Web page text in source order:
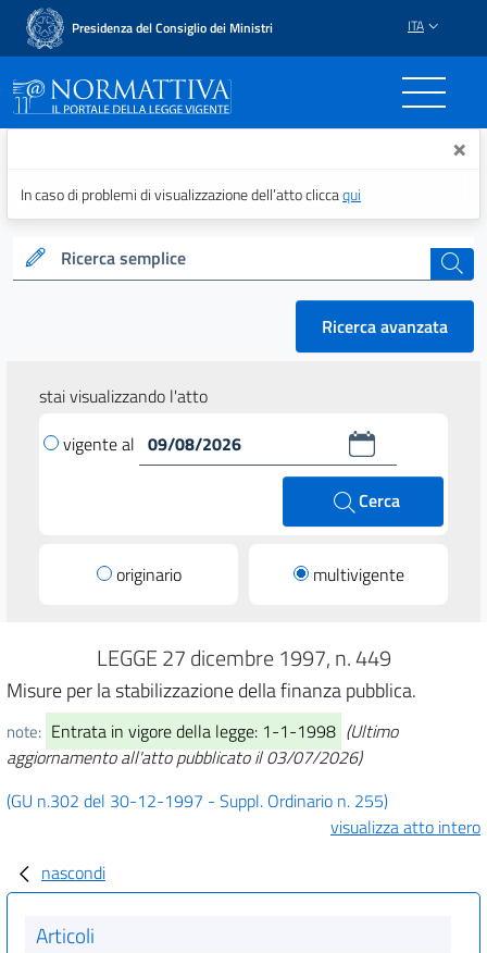
Presidenza del Consiglio dei Ministri ITA
Normattiva - Il portale ×
In caso di problemi di visualizzazione dell’atto cliccaqui
Ricerca semplice cerca
Ricerca avanzata
stai visualizzando l'atto
vigente al
Cerca
originario multivigente
LEGGE 27 dicembre 1997, n. 449
Misure per la stabilizzazione della finanza pubblica.
note: Entrata in vigore della legge: 1-1-1998 (Ultimo
aggiornamento all'atto pubblicato il 03/07/2026)
(GU n.302 del 30-12-1997 - Suppl. Ordinario n. 255)
visualizza atto intero
nascondi
Articoli